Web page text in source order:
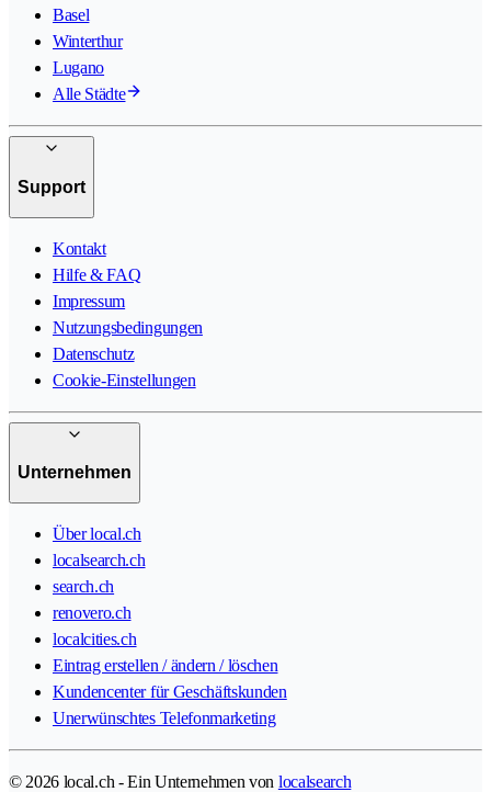
Basel
Winterthur
Lugano
Alle Städte
Support
Kontakt
Hilfe & FAQ
Impressum
Nutzungsbedingungen
Datenschutz
Cookie-Einstellungen
Unternehmen
Über local.ch
localsearch.ch
search.ch
renovero.ch
localcities.ch
Eintrag erstellen / ändern / löschen
Kundencenter für Geschäftskunden
Unerwünschtes Telefonmarketing
© 2026 local.ch - Ein Unternehmen von localsearch